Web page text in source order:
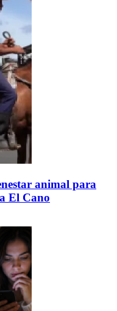
animal para
El Cano